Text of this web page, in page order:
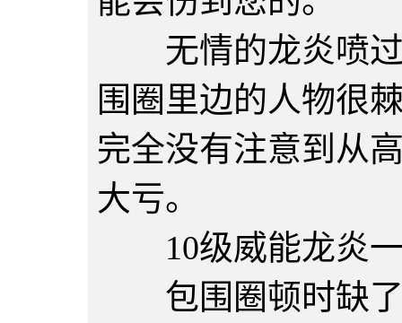
无情的龙炎喷过
围圈里边的人物很
完全没有注意到从
大亏。
10级威能龙炎一
包围圈顿时缺了